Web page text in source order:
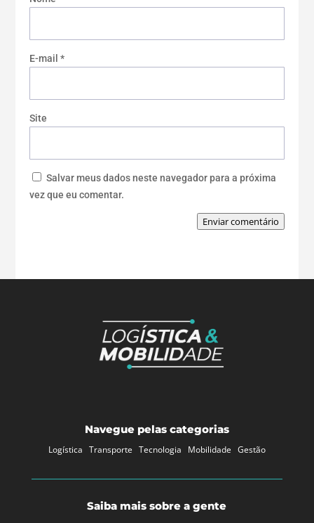
E-mail*
Site
Salvar meus dados neste navegador para a próxima
vez que eu comentar.
Enviar comentário
Navegue pelas categorias
Logística Transporte Tecnologia Mobilidade Gestão
Saiba mais sobre a gente